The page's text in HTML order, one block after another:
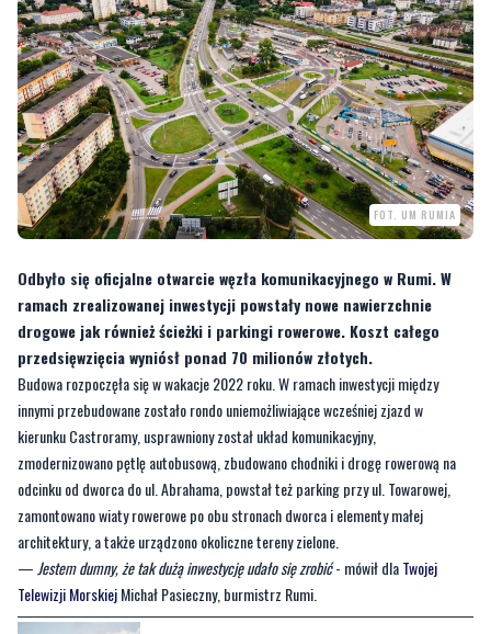
FOT. UM RUMIA
Odbyło się oficjalne otwarcie węzła komunikacyjnego w Rumi. W
ramach zrealizowanej inwestycji powstały nowe nawierzchnie
drogowe jak również ścieżki i parkingi rowerowe. Koszt całego
przedsięwzięcia wyniósł ponad 70 milionów złotych.
Budowa rozpoczęła się w wakacje 2022 roku. W ramach inwestycji między
innymi przebudowane zostało rondo uniemożliwiające wcześniej zjazd w
kierunku Castroramy, usprawniony został układ komunikacyjny,
zmodernizowano pętlę autobusową, zbudowano chodniki i drogę rowerową na
odcinku od dworca do ul. Abrahama, powstał też parking przy ul. Towarowej,
zamontowano wiaty rowerowe po obu stronach dworca i elementy małej
architektury, a także urządzono okoliczne tereny zielone.
— Jestem dumny, że tak dużą inwestycję udało się zrobić- mówił dlaTwojej
Telewizji MorskiejMichał Pasieczny, burmistrz Rumi.